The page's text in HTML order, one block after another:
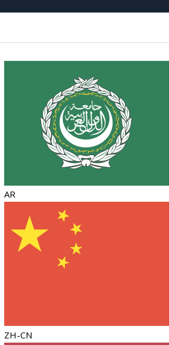
AR
ZH-CN